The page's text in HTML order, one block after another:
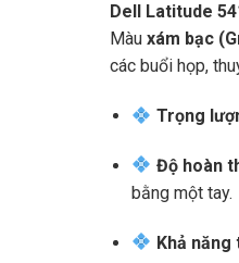
Dell Latitude
Màu xám bạc
các buổi họp,
Trọng
Độ hoàn
bằng một tay.
Khả năng